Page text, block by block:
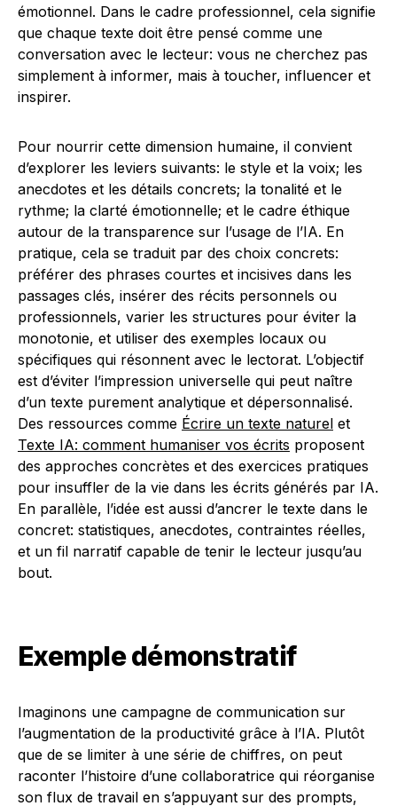
émotionnel. Dans le cadre professionnel, cela signifie
que chaque texte doit être pensé comme une
conversation avec le lecteur: vous ne cherchez pas
simplement à informer, mais à toucher, influencer et
inspirer.
Pour nourrir cette dimension humaine, il convient
d’explorer les leviers suivants: le style et la voix; les
anecdotes et les détails concrets; la tonalité et le
rythme; la clarté émotionnelle; et le cadre éthique
autour de la transparence sur l’usage de l’IA. En
pratique, cela se traduit par des choix concrets:
préférer des phrases courtes et incisives dans les
passages clés, insérer des récits personnels ou
professionnels, varier les structures pour éviter la
monotonie, et utiliser des exemples locaux ou
spécifiques qui résonnent avec le lectorat. L’objectif
est d’éviter l’impression universelle qui peut naître
d’un texte purement analytique et dépersonnalisé.
Des ressources comme Écrire un texte naturel et
Texte IA: comment humaniser vos écrits proposent
des approches concrètes et des exercices pratiques
pour insuffler de la vie dans les écrits générés par IA.
En parallèle, l’idée est aussi d’ancrer le texte dans le
concret: statistiques, anecdotes, contraintes réelles,
et un fil narratif capable de tenir le lecteur jusqu’au
bout.
Exemple démonstratif
Imaginons une campagne de communication sur
l’augmentation de la productivité grâce à l’IA. Plutôt
que de se limiter à une série de chiffres, on peut
raconter l’histoire d’une collaboratrice qui réorganise
son flux de travail en s’appuyant sur des prompts,